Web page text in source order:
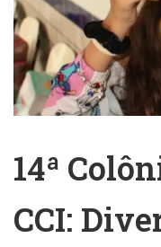
14ª
CCI: